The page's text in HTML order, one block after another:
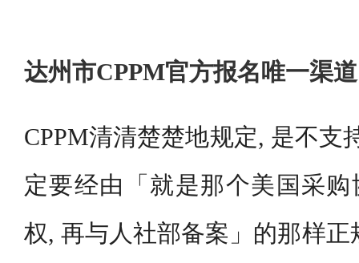
达州市CPPM官方报名唯一渠道
CPPM清清楚楚地规定, 是不支
定要经由「就是那个美国采
权, 再与人社部备案」的那样